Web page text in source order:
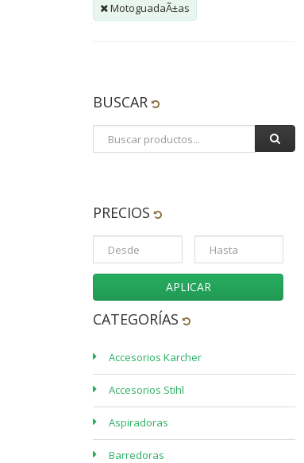
MotoguadaÃ±as
BUSCAR
PRECIOS
APLICAR
CATEGORÍAS
Accesorios Karcher
Accesorios Stihl
Aspiradoras
Barredoras